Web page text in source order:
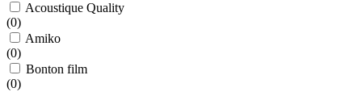
Acoustique Quality
(0)
Amiko
(0)
Bonton film
(0)